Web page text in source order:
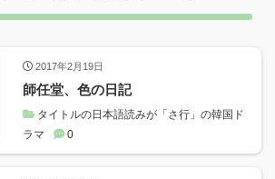
2017年2月19日
師任堂、色の日記
タイトルの日本語読みが「さ行」の韓国ド
ラマ
0